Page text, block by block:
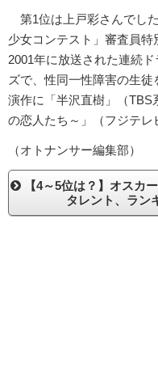
第1位は上戸彩さんでし
少女コンテスト」審査員特
2001年に放送された連続
ズで、性同一性障害の生
演作に「半沢直樹」（TBS
の恋人たち～」（フジテレ
（オトナンサー編集部）
【4～5位は？】オスカ
タレント、ラン